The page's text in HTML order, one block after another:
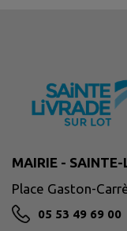
MAIRIE -
Place Gaston-
05 53 49 69 00